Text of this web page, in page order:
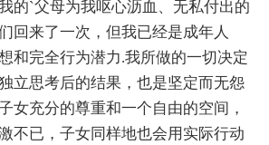
的`父母为我呕心沥血、无私付出的
回来了一次，但我已经是成年人
和完全行为潜力.我所做的一切决定
立思考后的结果，也是坚定而无怨
女充分的尊重和一个自由的空间，
不已，子女同样地也会用实际行动